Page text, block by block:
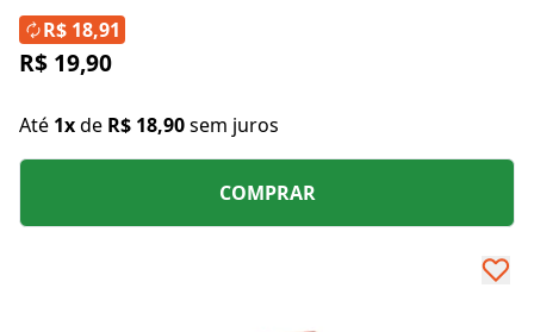
R$ 19,90
Até 1xde R$ 18,90sem juros
R$ 18,91
COMPRAR